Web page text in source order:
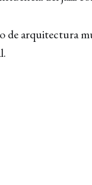
de arquitectura